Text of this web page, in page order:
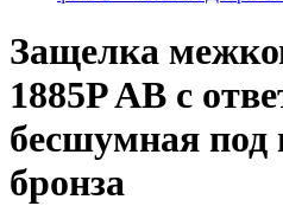
Защелка
1885P AB с
бесшумная под
бронза